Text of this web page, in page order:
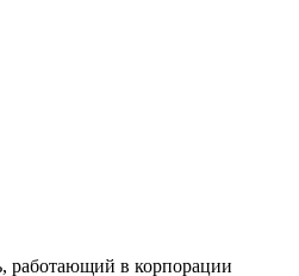
работающий в корпорации